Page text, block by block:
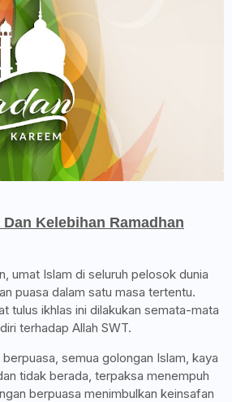
Kelebihan Ramadhan
umat Islam di seluruh pelosok dunia
puasa dalam satu masa tertentu.
tulus ikhlas ini dilakukan semata-mata
terhadap Allah SWT.
semua golongan Islam, kaya
tidak berada, terpaksa menempuh
berpuasa menimbulkan keinsafan